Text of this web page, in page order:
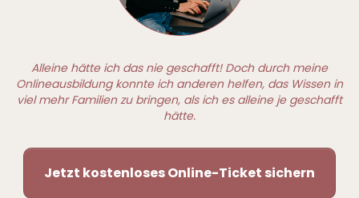
Alleine hätte ich das nie geschafft! Doch durch meine
Onlineausbildung konnte ich anderen helfen, das Wissen in
viel mehr Familien zu bringen, als ich es alleine je geschafft
hätte.
Jetzt kostenloses Online-Ticket sichern